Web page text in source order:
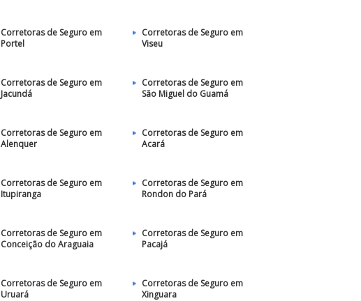
Corretoras de Seguro em
Portel
Corretoras de Seguro em
Viseu
Corretoras de Seguro em
Jacundá
Corretoras de Seguro em
São Miguel do Guamá
Corretoras de Seguro em
Alenquer
Corretoras de Seguro em
Acará
Corretoras de Seguro em
Itupiranga
Corretoras de Seguro em
Rondon do Pará
Corretoras de Seguro em
Conceição do Araguaia
Corretoras de Seguro em
Pacajá
Corretoras de Seguro em
Uruará
Corretoras de Seguro em
Xinguara